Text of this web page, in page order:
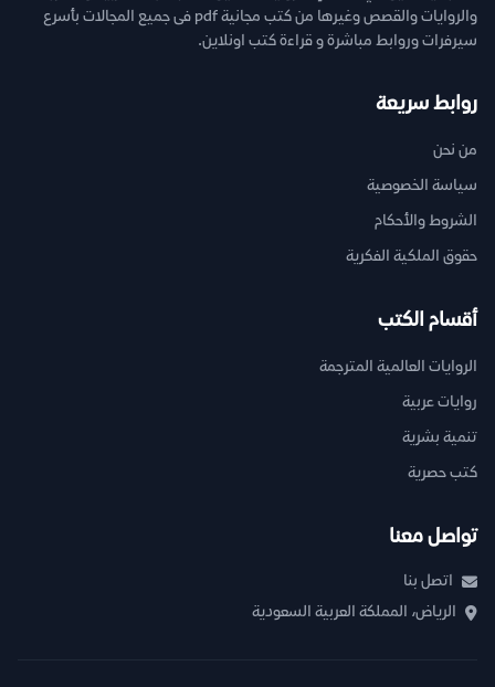
والروايات والقصص وغيرها من كتب مجانية pdf فى جميع المجالات بأسرع
سيرفرات وروابط مباشرة و قراءة كتب اونلاين.
روابط سريعة
من نحن
سياسة الخصوصية
الشروط والأحكام
حقوق الملكية الفكرية
أقسام الكتب
الروايات العالمية المترجمة
روايات عربية
تنمية بشرية
كتب حصرية
تواصل معنا
اتصل بنا
الرياض، المملكة العربية السعودية